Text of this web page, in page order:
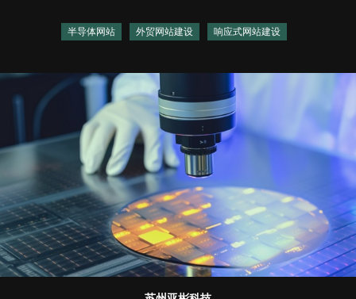
半导体网站 外贸网站建设 响应式网站建设